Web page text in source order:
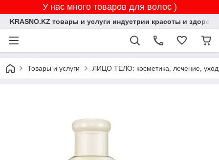
У нас много товаров для волос )
KRASNO.KZ товары и услуги индустрии красоты и
Товары и услуги ЛИЦО ТЕЛО: косметика, лечение, уход